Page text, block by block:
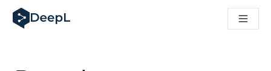
DeepL для ШІ-агентів
Translation Flow в DeepL: Нові робочі процеси на основі